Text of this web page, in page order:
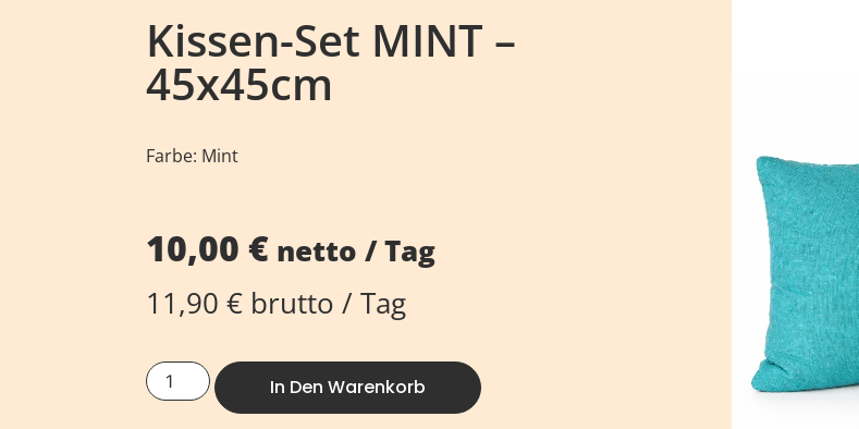
Kissen-Set MINT –
45x45cm
Farbe: Mint
10,00€ netto / Tag
11,90€ brutto / Tag
In Den Warenkorb